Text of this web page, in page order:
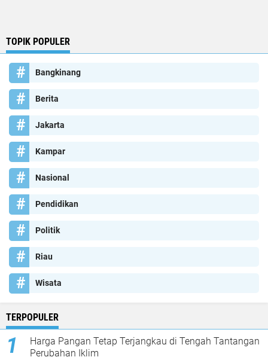
TOPIK POPULER
Bangkinang
Berita
Jakarta
Kampar
Nasional
Pendidikan
Politik
Riau
Wisata
TERPOPULER
Harga Pangan Tetap Terjangkau di Tengah Tantangan
Perubahan Iklim